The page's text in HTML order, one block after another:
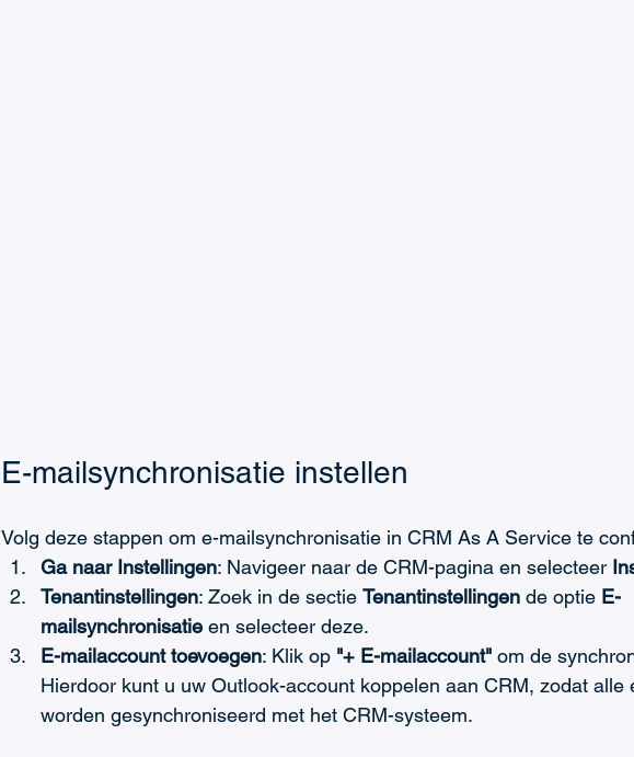
E-mailsynchronisatie instellen
Volg deze stappen om e-mailsynchronisatie in CRM As A Service te
Ga naar Instellingen: Navigeer naar de CRM-pagina en selecteer
Tenantinstellingen: Zoek in de sectie Tenantinstellingen de optie E-
mailsynchronisatie en selecteer deze.
E-mailaccount toevoegen: Klik op "+ E-mailaccount" om de
Hierdoor kunt u uw Outlook-account koppelen aan CRM, zodat alle
worden gesynchroniseerd met het CRM-systeem.